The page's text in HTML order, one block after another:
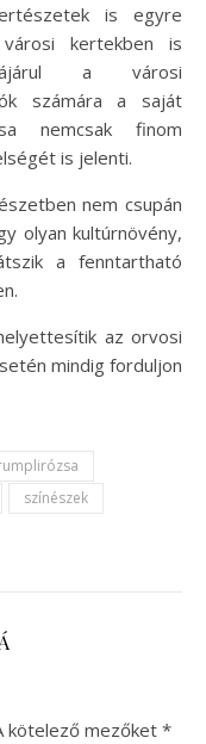
is egyre
kertekben is
a városi
számára a saját
nemcsak finom
is jelenti.
nem csupán
olyan kultúrnövény,
a fenntartható
az orvosi
mindig forduljon
színészek
kötelező mezőket *